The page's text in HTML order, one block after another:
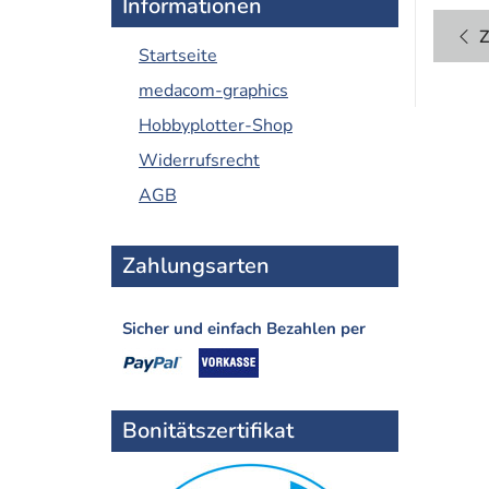
Informationen
Startseite
medacom-graphics
Hobbyplotter-Shop
Widerrufsrecht
AGB
Zahlungsarten
Sicher und einfach Bezahlen per
Bonitätszertifikat